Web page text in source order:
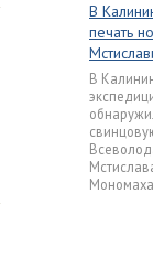
В
печать
В